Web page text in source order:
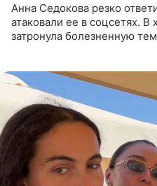
Анна Седокова резко
атаковали ее в соцсетях. В
затронула болезненную